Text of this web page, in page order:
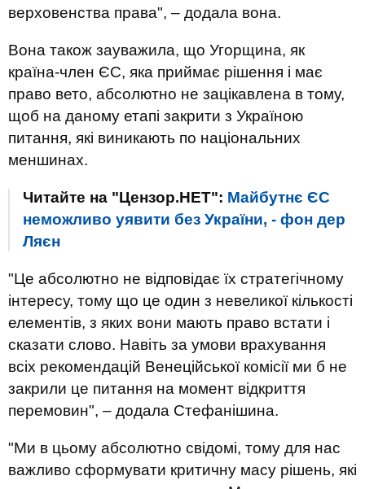
верховенства права", – додала вона.
Вона також зауважила, що Угорщина, як
країна-член ЄС, яка приймає рішення і має
право вето, абсолютно не зацікавлена в тому,
щоб на даному етапі закрити з Україною
питання, які виникають по національних
меншинах.
Читайте на "Цензор.НЕТ": Майбутнє ЄС
неможливо уявити без України, - фон дер
Ляєн
"Це абсолютно не відповідає їх стратегічному
інтересу, тому що це один з невеликої кількості
елементів, з яких вони мають право встати і
сказати слово. Навіть за умови врахування
всіх рекомендацій Венеційської комісії ми б не
закрили це питання на момент відкриття
перемовин", – додала Стефанішина.
"Ми в цьому абсолютно свідомі, тому для нас
важливо сформувати критичну масу рішень, які